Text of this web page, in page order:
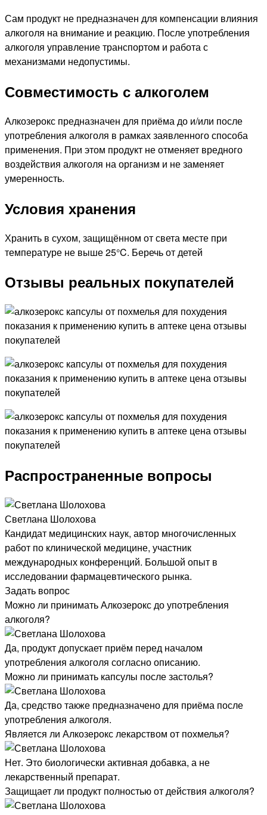
Сам продукт не предназначен для компенсации влияния
алкоголя на внимание и реакцию. После употребления
алкоголя управление транспортом и работа с
механизмами недопустимы.
Совместимость с алкоголем
Алкозерокс предназначен для приёма до и/или после
употребления алкоголя в рамках заявленного способа
применения. При этом продукт не отменяет вредного
воздействия алкоголя на организм и не заменяет
умеренность.
Условия хранения
Хранить в сухом, защищённом от света месте при
температуре не выше 25°C. Беречь от детей
Отзывы реальных покупателей
Распространенные вопросы
Светлана Шолохова
Кандидат медицинских наук, автор многочисленных
работ по клинической медицине, участник
международных конференций. Большой опыт в
исследовании фармацевтического рынка.
Задать вопрос
Можно ли принимать Алкозерокс до употребления
алкоголя?
Да, продукт допускает приём перед началом
употребления алкоголя согласно описанию.
Можно ли принимать капсулы после застолья?
Да, средство также предназначено для приёма после
употребления алкоголя.
Является ли Алкозерокс лекарством от похмелья?
Нет. Это биологически активная добавка, а не
лекарственный препарат.
Защищает ли продукт полностью от действия алкоголя?